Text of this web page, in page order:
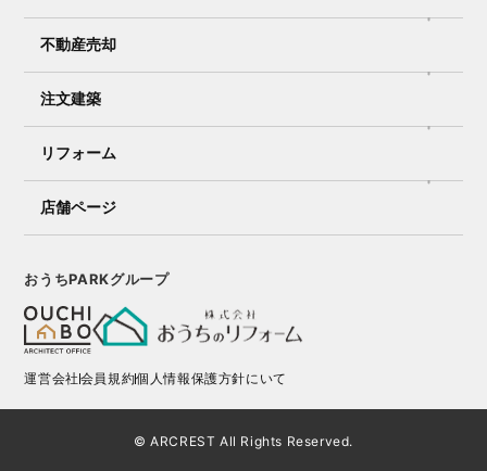
不動産売却
注文建築
リフォーム
店舗ページ
おうちPARKグループ
運営会社会員規約個人情報保護方針にいて
© ARCREST All Rights Reserved.